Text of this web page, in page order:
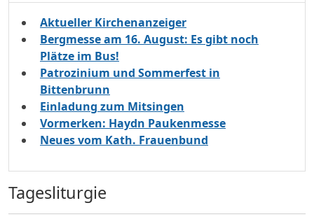
Aktueller Kirchenanzeiger
Bergmesse am 16. August: Es gibt noch
Plätze im Bus!
Patrozinium und Sommerfest in
Bittenbrunn
Einladung zum Mitsingen
Vormerken: Haydn Paukenmesse
Neues vom Kath. Frauenbund
Tagesliturgie